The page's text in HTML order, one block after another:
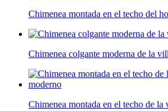
Chimenea montada en el techo del
Chimenea colgante moderna de la
Chimenea montada en el techo de